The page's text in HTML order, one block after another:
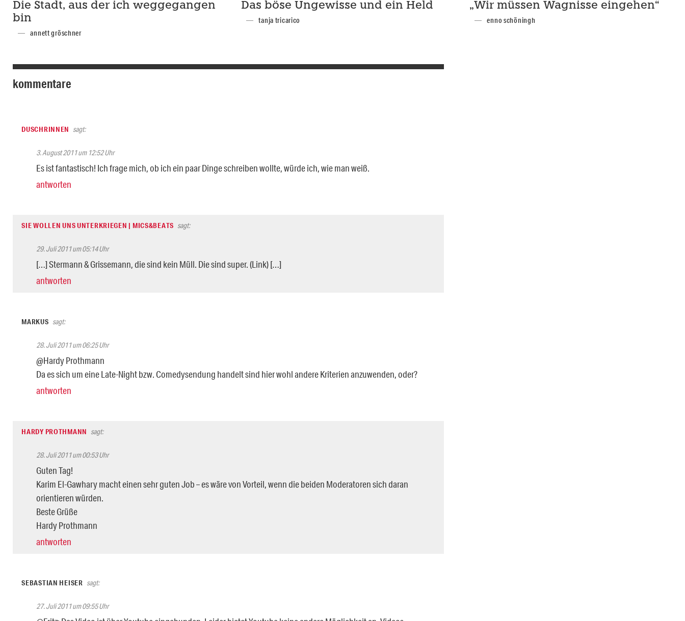
Die Stadt, aus der ich weggegangen
bin
annett gröschner
Das böse Ungewisse und ein Held
tanja tricarico
„Wir müssen Wagnisse eingehen“
enno schöningh
kommentare
DUSCHRINNEN sagt:
3. August 2011 um 12:52 Uhr
Es ist fantastisch! Ich frage mich, ob ich ein paar Dinge schreiben wollte, würde ich, wie man weiß.
antworten
SIE WOLLEN UNS UNTERKRIEGEN | MICS&BEATS sagt:
29. Juli 2011 um 05:14 Uhr
[…] Stermann & Grissemann, die sind kein Müll. Die sind super. (Link) […]
antworten
MARKUS sagt:
28. Juli 2011 um 06:25 Uhr
@Hardy Prothmann
Da es sich um eine Late-Night bzw. Comedysendung handelt sind hier wohl andere Kriterien anzuwenden, oder?
antworten
HARDY PROTHMANN sagt:
28. Juli 2011 um 00:53 Uhr
Guten Tag!
Karim El-Gawhary macht einen sehr guten Job – es wäre von Vorteil, wenn die beiden Moderatoren sich daran
orientieren würden.
Beste Grüße
Hardy Prothmann
antworten
SEBASTIAN HEISER sagt:
27. Juli 2011 um 09:55 Uhr